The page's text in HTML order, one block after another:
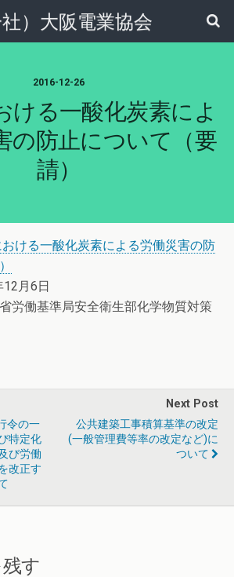
社）大阪電業協会
2016-12-26
ける一酸化炭素によ
の防止について（要
請）
ける一酸化炭素による労働災害の防
月6日
労働基準局安全衛生部化学物質対策
令の一
特定化
び労働
改正す
Next Post
公共建築工事積算基準の改定
(一般管理費等率の改定など)に
ついて
す